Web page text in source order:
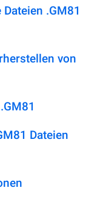
.GM81
von
Dateien